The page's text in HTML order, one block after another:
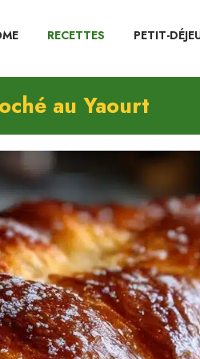
RECETTES PETIT-
au Yaourt